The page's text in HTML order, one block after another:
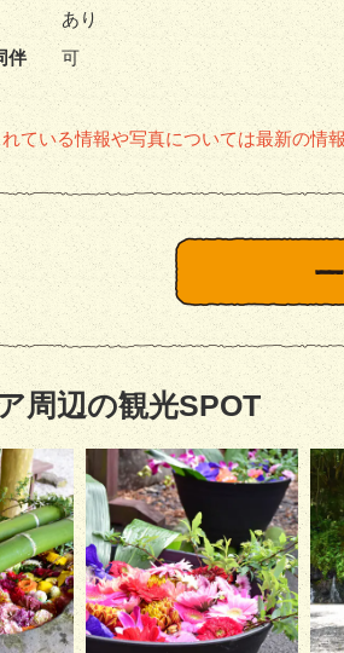
あり
伴
可
ている情報や写真については最新の情
周辺の観光SPOT